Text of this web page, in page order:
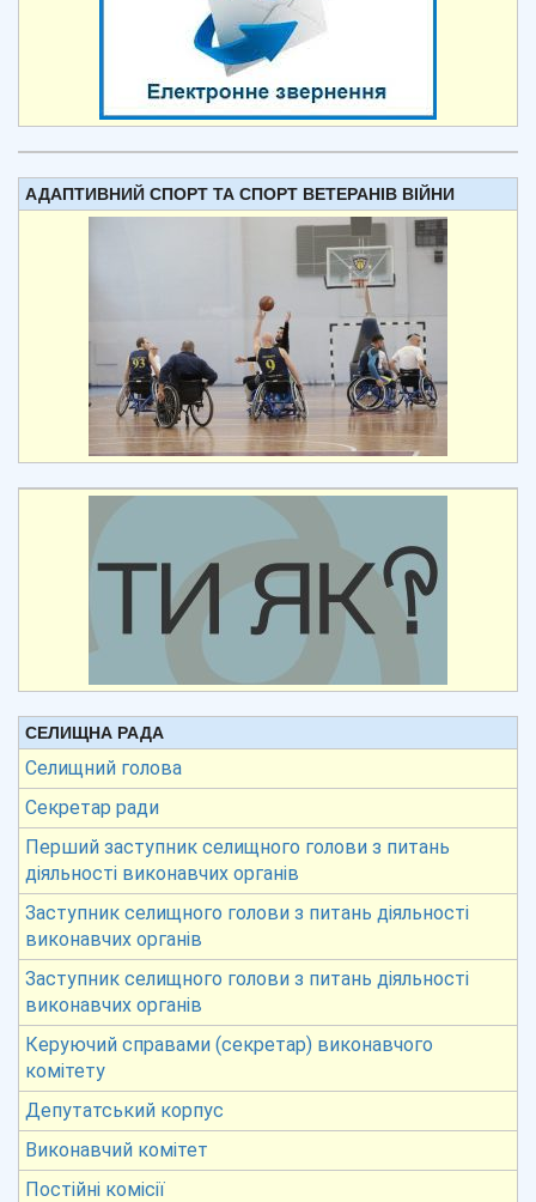
АДАПТИВНИЙ СПОРТ ТА СПОРТ ВЕТЕРАНІВ ВІЙНИ
СЕЛИЩНА РАДА
Селищний голова
Секретар ради
Перший заступник селищного голови з питань
діяльності виконавчих органів
Заступник селищного голови з питань діяльності
виконавчих органів
Заступник селищного голови з питань діяльності
виконавчих органів
Керуючий справами (секретар) виконавчого
комітету
Депутатський корпус
Виконавчий комітет
Постійні комісії